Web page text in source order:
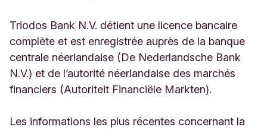
Triodos Bank N.V. détient une licence bancaire
complète et est enregistrée auprès de la banque
centrale néerlandaise (De Nederlandsche Bank
N.V.) et de l’autorité néerlandaise des marchés
financiers (Autoriteit Financiële Markten).
Les informations les plus récentes concernant la